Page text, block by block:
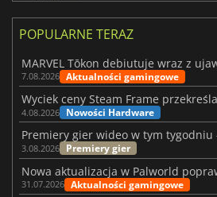
POPULARNE TERAZ
7.08.2026 Aktualności gamingowe
4.08.2026 Nowości Hardware
3.08.2026 Premiery gier
31.07.2026 Aktualności gamingowe